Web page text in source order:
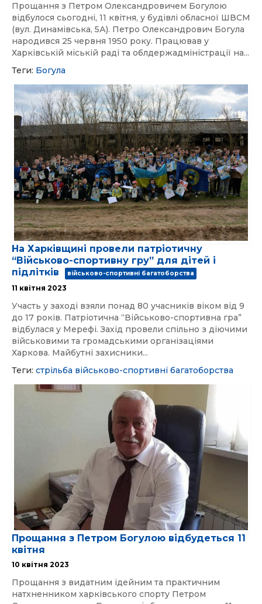
Прощання з Петром Олександровичем Богулою
відбулося сьогодні, 11 квітня, у будівлі обласної ШВСМ
(вул. Динамівська, 5А). Петро Олександрович Богула
народився 25 червня 1950 року. Працював у
Харківській міській раді та облдержадміністрації на...
Теги: Богула
На Харківщині провели патріотичну
“Військово-спортивну гру” для дітей і
підлітків
військово-спортивні багатоборства
11 квітня 2023
Участь у заході взяли понад 80 учасників віком від 9
до 17 років. Патріотична “Військово-спортивна гра”
відбулася у Мерефі. Захід провели спільно з діючими
військовими та громадськими організаціями
Харкова. Майбутні захисники...
Теги: стрільба військово-спортивні багатоборства
Прощання з Петром Богулою відбудеться 11
квітня
10 квітня 2023
Прощання з видатним ідейним та практичним
натхненником харківського спорту Петром